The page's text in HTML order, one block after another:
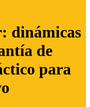
dinámicas
de
para